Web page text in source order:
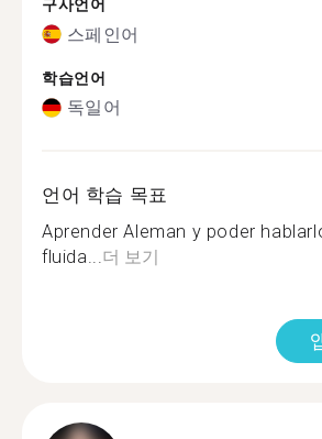
구사언어
스페인어
학습언어
독일어
언어 학습 목표
Aprender Aleman y poder
fluida...더 보기